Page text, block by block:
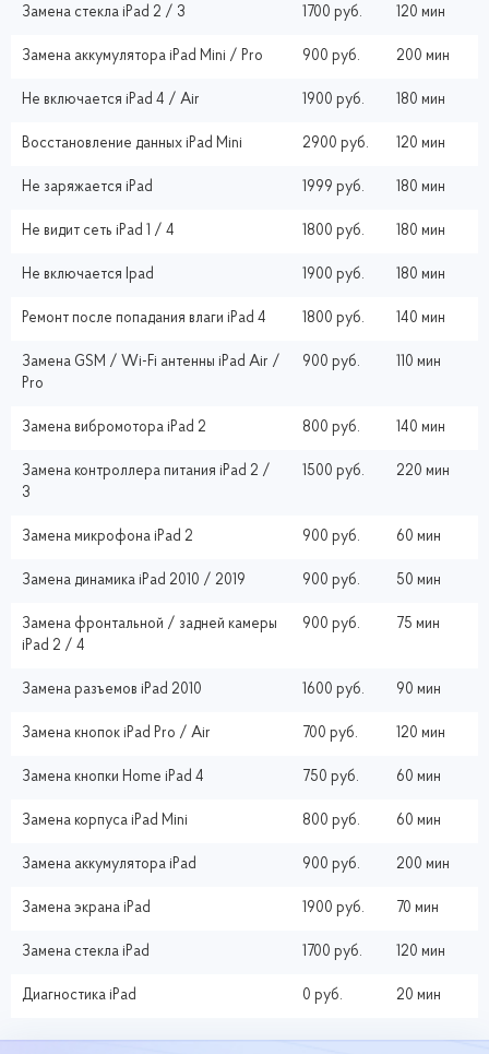
Замена стекла iPad 2 / 3 1700 руб. 120 мин
Замена аккумулятора iPad Mini / Pro 900 руб. 200 мин
Не включается iPad 4 / Air 1900 руб. 180 мин
Восстановление данных iPad Mini 2900 руб. 120 мин
Не заряжается iPad 1999 руб. 180 мин
Не видит сеть iPad 1 / 4 1800 руб. 180 мин
Не включается Ipad 1900 руб. 180 мин
Ремонт после попадания влаги iPad 4 1800 руб. 140 мин
Замена GSM / Wi-Fi антенны iPad Air /
Pro
900 руб. 110 мин
Замена вибромотора iPad 2 800 руб. 140 мин
Замена контроллера питания iPad 2 /
3
1500 руб. 220 мин
Замена микрофона iPad 2 900 руб. 60 мин
Замена динамика iPad 2010 / 2019 900 руб. 50 мин
Замена фронтальной / задней камеры
iPad 2 / 4
900 руб. 75 мин
Замена разъемов iPad 2010 1600 руб. 90 мин
Замена кнопок iPad Pro / Air 700 руб. 120 мин
Замена кнопки Home iPad 4 750 руб. 60 мин
Замена корпуса iPad Mini 800 руб. 60 мин
Замена аккумулятора iPad 900 руб. 200 мин
Замена экрана iPad 1900 руб. 70 мин
Замена стекла iPad 1700 руб. 120 мин
Диагностика iPad 0 руб. 20 мин